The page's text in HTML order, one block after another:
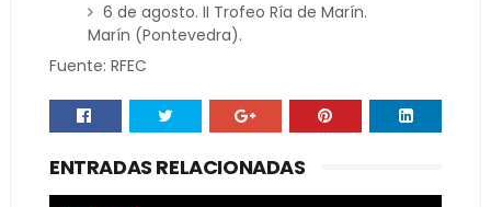
6 de agosto. II Trofeo Ría de Marín.
Marín (Pontevedra).
Fuente: RFEC
ENTRADAS RELACIONADAS